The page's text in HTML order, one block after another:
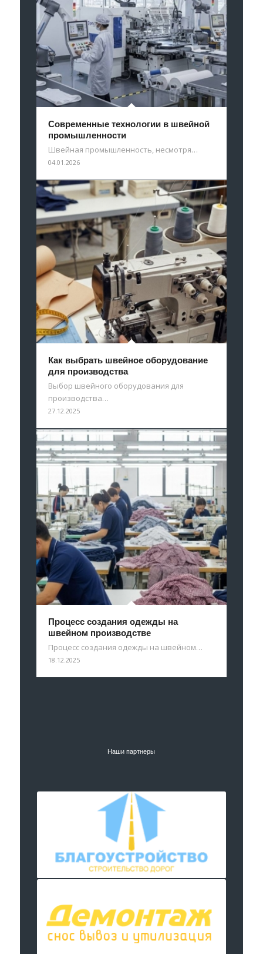
Современные технологии в швейной
промышленности
Швейная промышленность, несмотря…
04.01.2026
Как выбрать швейное оборудование
для производства
Выбор швейного оборудования для
производства…
27.12.2025
Процесс создания одежды на
швейном производстве
Процесс создания одежды на швейном…
18.12.2025
Наши партнеры